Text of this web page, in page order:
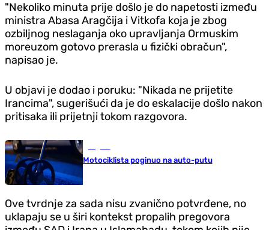
"Nekoliko minuta prije došlo je do napetosti između
ministra Abasa Aragčija i Vitkofa koja je zbog
ozbiljnog neslaganja oko upravljanja Ormuskim
moreuzom gotovo prerasla u fizički obračun",
napisao je.
U objavi je dodao i poruku: "Nikada ne prijetite
Irancima", sugerišući da je do eskalacije došlo nakon
pritisaka ili prijetnji tokom razgovora.
Motociklista poginuo na auto-putu
Ove tvrdnje za sada nisu zvanično potvrđene, no
uklapaju se u širi kontekst propalih pregovora